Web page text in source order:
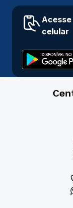
Acesse
celular